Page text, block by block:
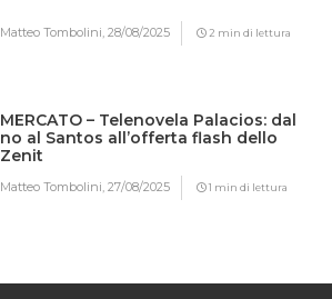
Matteo Tombolini,28/08/2025 2 min di lettura
MERCATO – Telenovela Palacios: dal
no al Santos all’offerta flash dello
Zenit
Matteo Tombolini,27/08/2025 1 min di lettura